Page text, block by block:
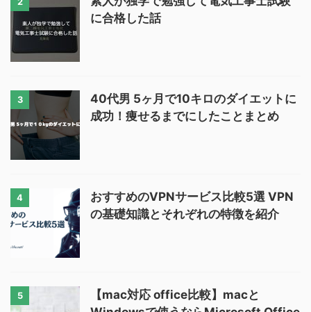
に合格した話
3
40代男 5ヶ月で10キロのダイエットに
成功！痩せるまでにしたことまとめ
4
おすすめのVPNサービス比較5選 VPN
の基礎知識とそれぞれの特徴を紹介
5
【mac対応 office比較】macと